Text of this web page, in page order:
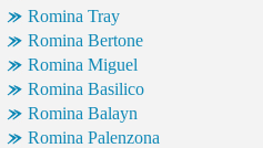
Romina Tray
Romina Bertone
Romina Miguel
Romina Basilico
Romina Balayn
Romina Palenzona